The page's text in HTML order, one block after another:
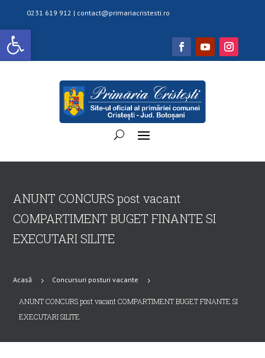
Deschide bara de unelte
0231 619 912 | contact@primariacristesti.ro
ANUNT CONCURS post vacant
COMPARTIMENT BUGET FINANTE SI
EXECUTARI SILITE
Acasă 5 Concursuri posturi vacante 5
ANUNT CONCURS post vacant COMPARTIMENT BUGET FINANTE SI
EXECUTARI SILITE